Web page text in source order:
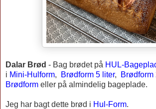
Dalar Brød - Bag brødet på HUL-
i Mini-Hulform, Brødform 5 liter, Brødform
Brødform eller på almindelig bageplade.
Jeg har bagt dette brød i Hul-Form.